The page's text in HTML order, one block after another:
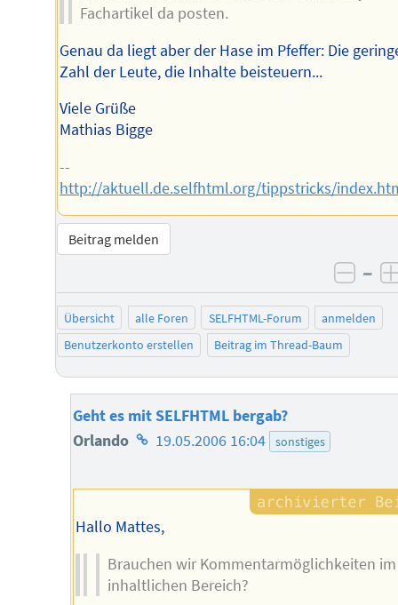
Fachartikel da posten.
Genau da liegt aber der Hase im Pfeffer: Die
Zahl der Leute, die Inhalte beisteuern...
Viele Grüße
Mathias Bigge
--
http://aktuell.de.selfhtml.org/tippstricks/
Beitrag melden
–
Übersicht alle Foren SELFHTML-Forum
anmelden
Benutzerkonto erstellen
Beitrag im Thread-Baum
Geht es mit SELFHTML bergab?
Orlando Homepage
Autors
19.05.2006 16:04 sonstiges
Hallo Mattes,
Brauchen wir Kommentarmöglichkeiten im
inhaltlichen Bereich?